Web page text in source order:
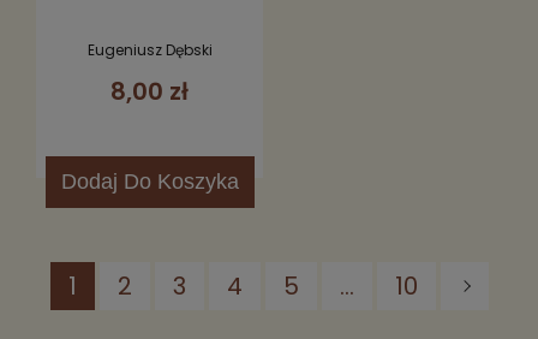
Eugeniusz Dębski
8,00 zł
Dodaj Do Koszyka
1 2 3 4 5 ... 10